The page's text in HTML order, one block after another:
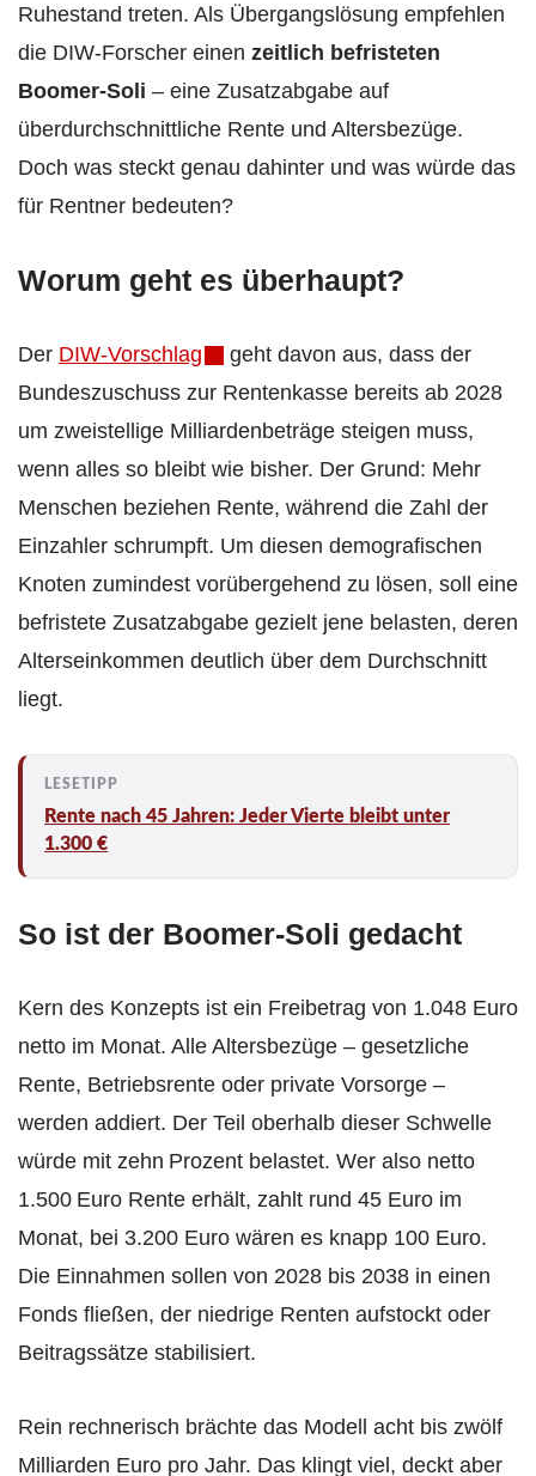
Ruhestand treten. Als Übergangslösung empfehlen
die DIW‑Forscher einen zeitlich befristeten
Boomer‑Soli – eine Zusatzabgabe auf
überdurchschnittliche Rente und Altersbezüge.
Doch was steckt genau dahinter und was würde das
für Rentner bedeuten?
Worum geht es überhaupt?
Der DIW‑Vorschlag
geht davon aus, dass der
Bundeszuschuss zur Rentenkasse bereits ab 2028
um zweistellige Milliardenbeträge steigen muss,
wenn alles so bleibt wie bisher. Der Grund: Mehr
Menschen beziehen Rente, während die Zahl der
Einzahler schrumpft. Um diesen demografischen
Knoten zumindest vorübergehend zu lösen, soll eine
befristete Zusatzabgabe gezielt jene belasten, deren
Alterseinkommen deutlich über dem Durchschnitt
liegt.
Rente nach 45 Jahren: Jeder Vierte bleibt unter
1.300 €
So ist der Boomer‑Soli gedacht
Kern des Konzepts ist ein Freibetrag von 1.048 Euro
netto im Monat. Alle Altersbezüge – gesetzliche
Rente, Betriebsrente oder private Vorsorge –
werden addiert. Der Teil oberhalb dieser Schwelle
würde mit zehn Prozent belastet. Wer also netto
1.500 Euro Rente erhält, zahlt rund 45 Euro im
Monat, bei 3.200 Euro wären es knapp 100 Euro.
Die Einnahmen sollen von 2028 bis 2038 in einen
Fonds fließen, der niedrige Renten aufstockt oder
Beitragssätze stabilisiert.
Rein rechnerisch brächte das Modell acht bis zwölf
Milliarden Euro pro Jahr. Das klingt viel, deckt aber